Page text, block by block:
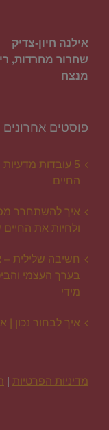
אילנה חיון-צדיק
שחרור מחרדות,
מנצח
פוסטים אחרונים
5 עובדות
החיים
איך להשתחרר
ולחיות את
חשיבה שלילית –
בערך העצמי
מידי
איך לבחור נכון |
מדיניות הפרטיות |